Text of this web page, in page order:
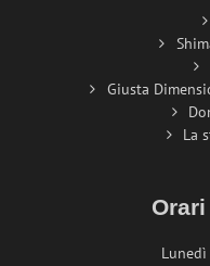
Giusta
La
Lunedì